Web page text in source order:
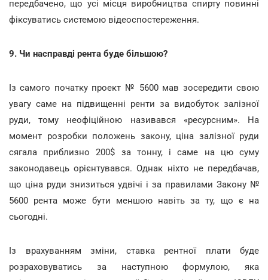
передбачено, що усі місця виробництва спирту повинні
фіксуватись системою відеоспостереження.
9. Чи насправді рента буде більшою?
Із самого початку проект № 5600 мав зосередити свою
увагу саме на підвищенні ренти за видобуток залізної
руди, тому неофіційною називався «ресурсним». На
момент розробки положень закону, ціна залізної руди
сягала приблизно 200$ за тонну, і саме на цю суму
законодавець орієнтувався. Однак ніхто не передбачав,
що ціна руди знизиться удвічі і за правилами Закону №
5600 рента може бути меншою навіть за ту, що є на
сьогодні.
Із врахуванням зміни, ставка рентної плати буде
розраховуватись за наступною формулою, яка